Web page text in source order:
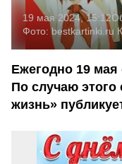
19 мая 2024, 15:12
Фото:bestkartinki.ru
Ежегодно 19
По случаю этого
жизнь»